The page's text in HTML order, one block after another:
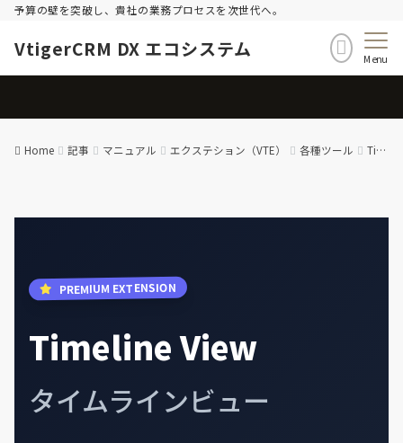
予算の壁を突破し、貴社の業務プロセスを次世代へ。
VtigerCRM DX エコシステム Menu
Home 記事 マニュアル エクステション（VTE） 各種ツール Timeline View (タイムラインビュー) – 拡張機能マニュアル
PREMIUM EXTENSION
Timeline View
タイムラインビュー